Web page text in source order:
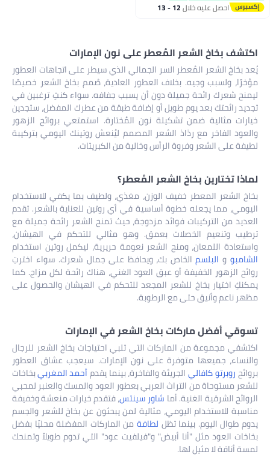
احصل عليه خلال 12 - 13
اكتشف بخاخ الشعر المُعطر على نون الإمارات
يُعد بخاخ الشعر المُعطر السر الجمالي الذي سيطر على اتجاهات العطور
مؤخرًا، ولسبب وجيه. بخلاف العطور العادية، صُمم بخاخ الشعر خصيصًا
ليمنح شعرك رائحة جميلة دون أن يسبب جفافه. سواء كنتِ ترغبين في
تجديد رائحتك بعد يوم طويل أو إضافة طبقة من عطرك المفضل، ستجدين
خيارات مثالية ضمن تشكيلة نون المُختارة. استمتعي بروائح الزهور
والعود الفاخر مع رذاذ الشعر المصمم ليُنعش روتينك اليومي بتركيبة
لطيفة على الشعر وفروة الرأس وخالية من الكبريتات.
لماذا تختارين بخاخ الشعر المُعطر؟
بخاخ الشعر المعطر خفيف الوزن، مغذي، ولطيف بما يكفي للاستخدام
اليومي، مما يجعله خطوة أساسية في أي روتين للعناية بالشعر. تقدم
العديد من التركيبات فوائد مزدوجة، حيث تمنح الشعر رائحة جميلة مع
ترطيب وتنعيم الخصلات بعمق. وهو مثالي للتحكم في الهيشان،
واستعادة اللمعان، ومنح الشعر نعومة حريرية، ليكمل روتين استخدام
الشامبو و البلسم الخاص بك، ويحافظ على جمال شعرك. سواء اخترتِ
روائح الزهور الخفيفة أو عبق العود الغني، هناك رائحة لكل مزاج. كما
يمكنكِ اختيار بخاخ للشعر المجعد للتحكم في الهيشان والحصول على
مظهر ناعم وأنيق حتى مع الرطوبة.
تسوقي أفضل ماركات بخاخ الشعر في الإمارات
اكتشفي مجموعة من الماركات التي تلبي احتياجات بخاخ الشعر للرجال
والنساء، جميعها متوفرة على نون الإمارات. سيعجب عشاق العطور
بروائحروبرتو كافاليالجريئة والفاخرة، بينما يقدمأحمد المغربيبخاخات
للشعر مستوحاة من التراث العربي بعطور العود والمسك والعنبر لمحبي
الروائح الشرقية الغنية. أما شاور سينتس، فتقدم خيارات منعشة وخفيفة
مناسبة للاستخدام اليومي، مثالية لمن يبحثون عن بخاخ للشعر والجسم
يدوم طوال اليوم. بينما تظل لطافة من الماركات المفضلة محليًا بفضل
بخاخات العود مثل "أنا أبيض" و"فيلفيت عود" التي تدوم طويلاً وتمنحك
لمسة أناقة لا مثيل لها.